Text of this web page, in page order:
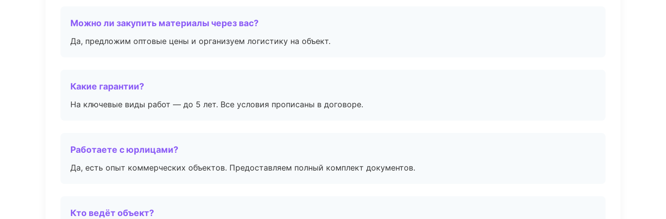
Можно ли закупить материалы через вас?
Да, предложим оптовые цены и организуем логистику на объект.
Какие гарантии?
На ключевые виды работ — до 5 лет. Все условия прописаны в договоре.
Работаете с юрлицами?
Да, есть опыт коммерческих объектов. Предоставляем полный комплект документов.
Кто ведёт объект?